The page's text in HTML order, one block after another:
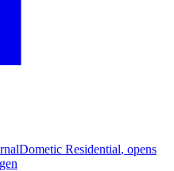
Dometic Residential, opens